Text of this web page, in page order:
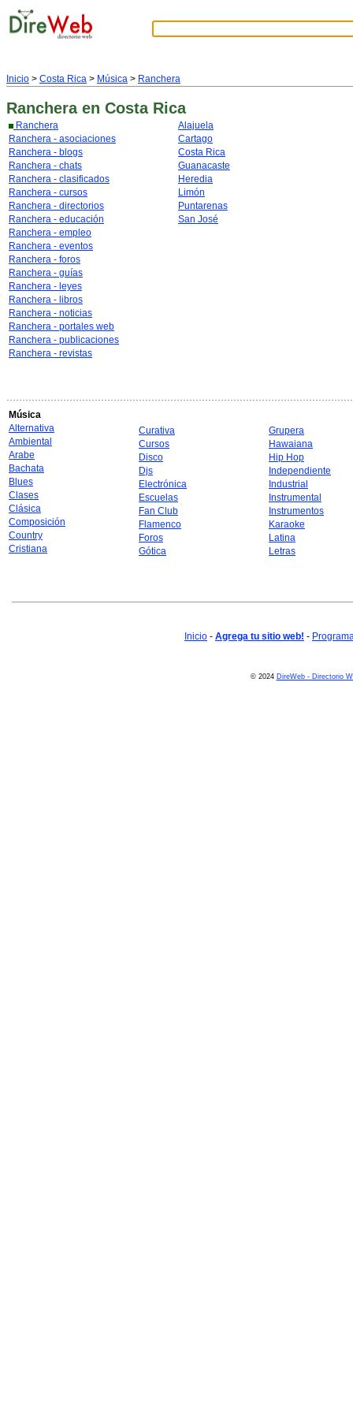
Inicio > Costa Rica > Música > Ranchera
Ranchera en Costa Rica
Ranchera
Ranchera - asociaciones
Ranchera - blogs
Ranchera - chats
Ranchera - clasificados
Ranchera - cursos
Ranchera - directorios
Ranchera - educación
Ranchera - empleo
Ranchera - eventos
Ranchera - foros
Ranchera - guías
Ranchera - leyes
Ranchera - libros
Ranchera - noticias
Ranchera - portales web
Ranchera - publicaciones
Ranchera - revistas
Alajuela
Cartago
Costa Rica
Guanacaste
Heredia
Limón
Puntarenas
San José
Música
Alternativa
Ambiental
Arabe
Bachata
Blues
Clases
Clásica
Composición
Country
Cristiana
Curativa
Cursos
Disco
Djs
Electrónica
Escuelas
Fan Club
Flamenco
Foros
Gótica
Grupera
Hawaiana
Hip Hop
Independiente
Industrial
Instrumental
Instrumentos
Karaoke
Latina
Letras
Inicio - Agrega tu sitio web! -
© 2024 DireWeb - Directorio